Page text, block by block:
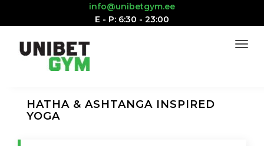
info@unibetgym.ee
E - P: 6:30 - 23:00
HATHA & ASHTANGA INSPIRED
YOGA